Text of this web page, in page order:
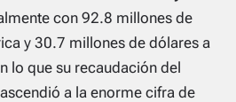
con 92.8 millones de
y 30.7 millones de dólares a
lo que su recaudación del
a la enorme cifra de